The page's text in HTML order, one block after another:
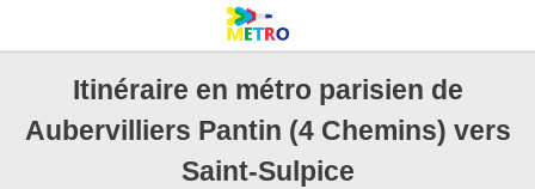
Itinéraire en métro parisien de
Aubervilliers Pantin (4 Chemins) vers
Saint-Sulpice